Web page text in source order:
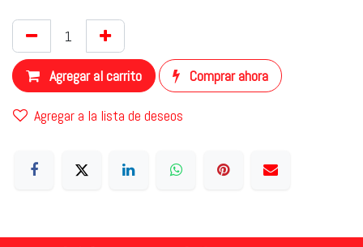
Agregar al carrito Comprar ahora
Agregar a la lista de deseos